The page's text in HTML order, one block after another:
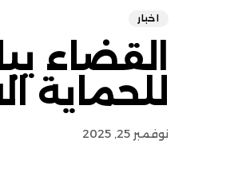
اخبار
القضاء
للحماية
نوفمبر 25, 2025